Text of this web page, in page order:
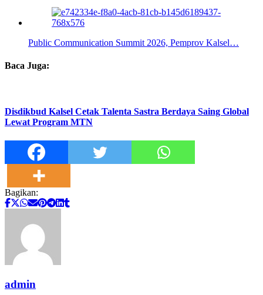
Public Communication Summit 2026, Pemprov Kalsel…
Baca Juga:
Disdikbud Kalsel Cetak Talenta Sastra Berdaya Saing Global
Lewat Program MTN
Bagikan:
admin